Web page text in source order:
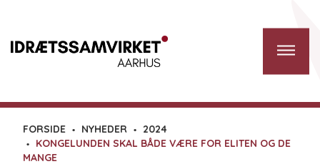
FORSIDE NYHEDER
2024
KONGELUNDEN SKAL BÅDE VÆRE FOR ELITEN OG DE
MANGE